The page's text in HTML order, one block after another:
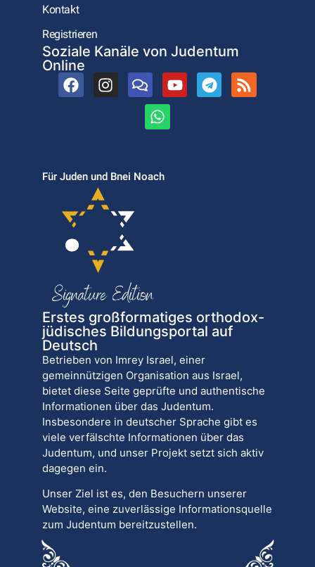
Kontakt
Registrieren
Soziale Kanäle von Judentum
Online
Für Juden und Bnei Noach
Erstes großformatiges orthodox-
jüdisches Bildungsportal auf
Deutsch
Betrieben von Imrey Israel, einer
gemeinnützigen Organisation aus Israel,
bietet diese Seite geprüfte und authentische
Informationen über das Judentum.
Insbesondere in deutscher Sprache gibt es
viele verfälschte Informationen über das
Judentum, und unser Projekt setzt sich aktiv
dagegen ein.
Unser Ziel ist es, den Besuchern unserer
Website, eine zuverlässige Informationsquelle
zum Judentum bereitzustellen.